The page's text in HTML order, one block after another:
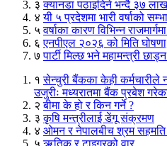
३ क्यानडा पठाइदिने भन्दै ३७
४ यी ५ प्रदेशमा भारी वर्षाको
५ वर्षाका कारण विभिन्न
६ एनपीएल २०२६ को मिति
७ पार्टी मिल्छ भने महामन्त्री
१ सेन्चुरी बैंकका केही कर्मचारीले
उजुरीः मध्यरातमा बैंक प्रबेश
२ बीमा के हो र किन गर्ने ?
३ कृषि मन्त्रीलाई डेंगू संक्रमण
४ ओमन र नेपालबीच श्रम